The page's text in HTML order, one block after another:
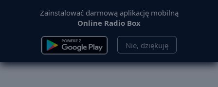
Zainstalować darmową aplikację mobilną
Online Radio Box
Nie, dziękuję